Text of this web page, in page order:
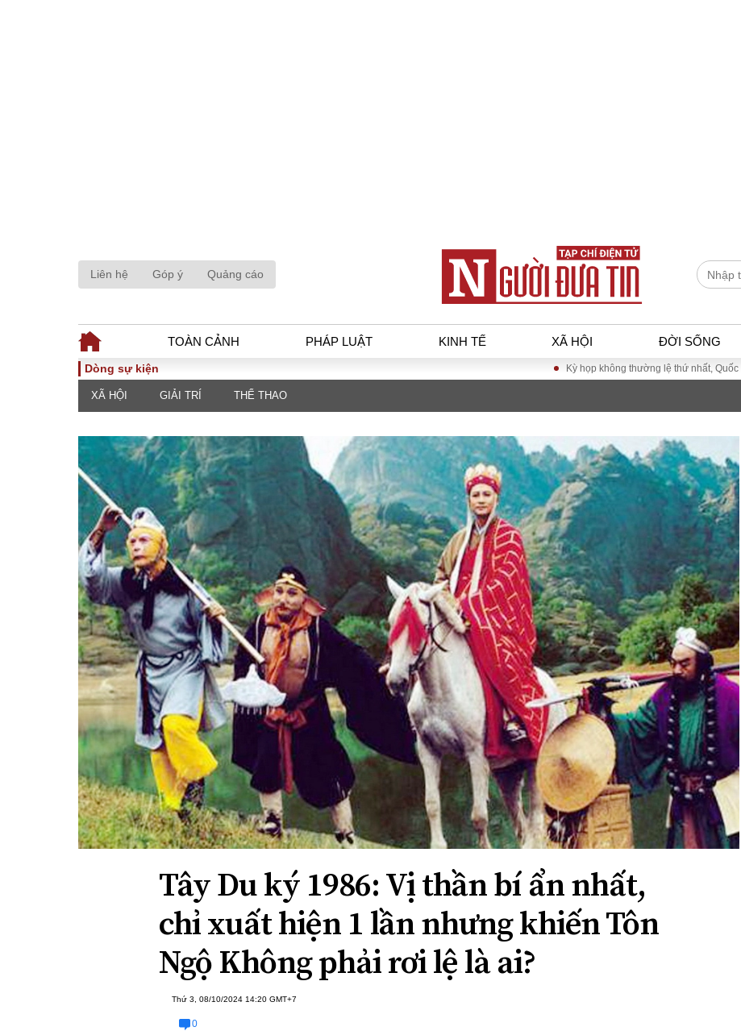
Liên hệ Góp ý Quảng cáo
TOÀN CẢNH PHÁP LUẬT KINH TẾ XÃ HỘI ĐỜI SỐNG
TOÀN CẢNH
Chính sách
Sự kiện
Đối thoại
Thế giới
Góc nhìn luật gia
Hồ sơ điều tra
Tiếng nói công dân
An ninh - Hình sự
Tài chính - Ngân
hàng
Kinh tế vĩ mô
Hồ sơ doanh
nghiệp
Xu hướng thị
trường
Tiêu dùng và dư
luận
Công nghệ
Giáo dục
Văn hoá
Môi trường
Giao thông –
ĐA CHIỀU
Quan điểm
Xi nhan Trái Phải
Bạn đọc viết
INFOCUS
Dòng sự kiện Kỳ họp không thường lệ thứ nhất, Quốc hội khóa XVI
XÃ HỘI GIẢI TRÍ THỂ THAO
Tây Du ký 1986: Vị thần bí ẩn nhất,
chỉ xuất hiện 1 lần nhưng khiến Tôn
Ngộ Không phải rơi lệ là ai?
Thứ 3, 08/10/2024 14:20 GMT+7
0